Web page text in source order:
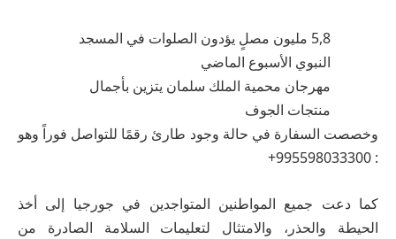
5,8 مليون مصلٍ يؤدون الصلوات في المسجد
النبوي الأسبوع الماضي
مهرجان محمية الملك سلمان يتزين بأجمال
منتجات الجوف
وخصصت السفارة في حالة وجود طارئ رقمًا للتواصل فوراً وهو
: 995598033300+
كما دعت جميع المواطنين المتواجدين في جورجيا إلى أخذ
الحيطة والحذر، والامتثال لتعليمات السلامة الصادرة من